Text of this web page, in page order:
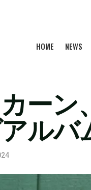
HOME NEWS
ー
ル